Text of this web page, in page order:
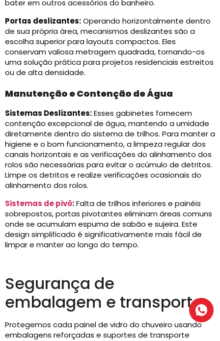
bater em outros acessórios do banheiro.
Portas deslizantes:Operando horizontalmente dentro
de sua própria área, mecanismos deslizantes são a
escolha superior para layouts compactos. Eles
conservam valiosa metragem quadrada, tornando-os
uma solução prática para projetos residenciais estreitos
ou de alta densidade.
Manutenção e Contenção de Água
Sistemas Deslizantes:Esses gabinetes fornecem
contenção excepcional de água, mantendo a umidade
diretamente dentro do sistema de trilhos. Para manter a
higiene e o bom funcionamento, a limpeza regular dos
canais horizontais e as verificações do alinhamento dos
rolos são necessárias para evitar o acúmulo de detritos.
Limpe os detritos e realize verificações ocasionais do
alinhamento dos rolos.
Sistemas de pivô:Falta de trilhos inferiores e painéis
sobrepostos, portas pivotantes eliminam áreas comuns
onde se acumulam espuma de sabão e sujeira. Este
design simplificado é significativamente mais fácil de
limpar e manter ao longo do tempo.
Segurança de
embalagem e transporte
Protegemos cada painel de vidro do chuveiro usando
embalagens reforçadas e suportes de transporte